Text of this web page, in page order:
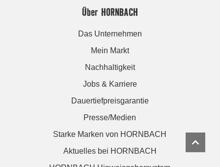
Über HORNBACH
Das Unternehmen
Mein Markt
Nachhaltigkeit
Jobs & Karriere
Dauertiefpreisgarantie
Presse/Medien
Starke Marken von HORNBACH
Aktuelles bei HORNBACH